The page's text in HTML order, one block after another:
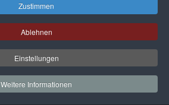
Zustimmen
Ablehnen
Einstellungen
Weitere Informationen